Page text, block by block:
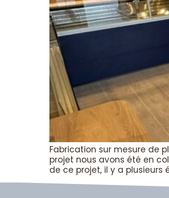
Fabrication sur mesure de
projet nous avons été en
de ce projet, il y a plusieurs